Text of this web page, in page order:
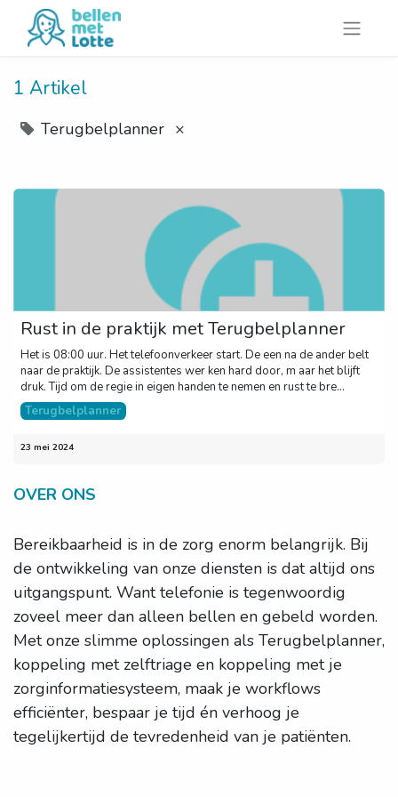
1 Artikel
Terugbelplanner ×
Rust in de praktijk met Terugbelplanner
Het is 08:00 uur. Het telefoonverkeer start. De een na de ander belt
naar de praktijk. De assistentes wer ken hard door, m aar het blijft
druk. Tijd om de regie in eigen handen te nemen en rust te bre...
Terugbelplanner
23 mei 2024
OVER ONS
Bereikbaarheid is in de zorg enorm belangrijk. Bij
de ontwikkeling van onze diensten is dat altijd ons
uitgangspunt. Want telefonie is tegenwoordig
zoveel meer dan alleen bellen en gebeld worden.
Met onze slimme oplossingen als Terugbelplanner,
koppeling met zelftriage en koppeling met je
zorginformatiesysteem, maak je workflows
efficiënter, bespaar je tijd én verhoog je
tegelijkertijd de tevredenheid van je patiënten.